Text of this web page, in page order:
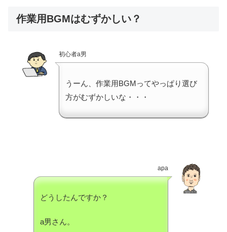
作業用BGMはむずかしい？
初心者a男
うーん、作業用BGMってやっぱり選び
方がむずかしいな・・・
apa
どうしたんですか？
a男さん。